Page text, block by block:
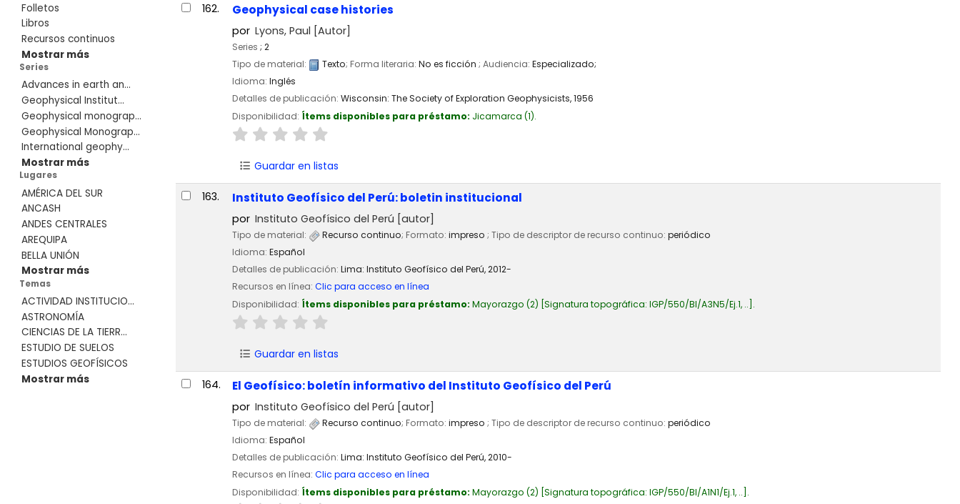
Folletos
Libros
Recursos continuos
Mostrar más
Series
Advances in earth an...
Geophysical Institut...
Geophysical monograp...
Geophysical Monograp...
International geophy...
Mostrar más
Lugares
AMÉRICA DEL SUR
ANCASH
ANDES CENTRALES
AREQUIPA
BELLA UNIÓN
Mostrar más
Temas
ACTIVIDAD INSTITUCIO...
ASTRONOMÍA
CIENCIAS DE LA TIERR...
ESTUDIO DE SUELOS
ESTUDIOS GEOFÍSICOS
Mostrar más
162. Geophysical case histories
por Lyons, Paul [Autor]
Series ; 2
Tipo de material:
Texto; Forma literaria: No es ficción ; Audiencia: Especializado;
Idioma: Inglés
Detalles de publicación: Wisconsin: The Society of Exploration Geophysicists,1956
Disponibilidad: Ítems disponibles para préstamo: Jicamarca (1).
Guardar en listas
163. Instituto Geofísico del Perú: boletin institucional
por Instituto Geofísico del Perú [autor]
Tipo de material: Recurso continuo; Formato: impreso ; Tipo de descriptor de recurso continuo: periódico
Idioma: Español
Detalles de publicación: Lima: Instituto Geofísico del Perú,2012-
Recursos en línea: Clic para acceso en línea
Disponibilidad: Ítems disponibles para préstamo: Mayorazgo (2) Signatura topográfica: IGP/550/BI/A3N5/Ej.1, .. .
Guardar en listas
164. El Geofísico: boletín informativo del Instituto Geofísico del Perú
por Instituto Geofísico del Perú [autor]
Tipo de material: Recurso continuo; Formato: impreso ; Tipo de descriptor de recurso continuo: periódico
Idioma: Español
Detalles de publicación: Lima: Instituto Geofísico del Perú,2010-
Recursos en línea: Clic para acceso en línea
Disponibilidad: Ítems disponibles para préstamo: Mayorazgo (2) Signatura topográfica: IGP/550/BI/A1N1/Ej.1, .. .